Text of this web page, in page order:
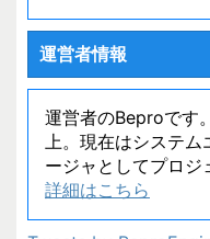
運営者情報
運営者のBeproです
上。現在はシステム
ージャとしてプロジ
詳細はこちら